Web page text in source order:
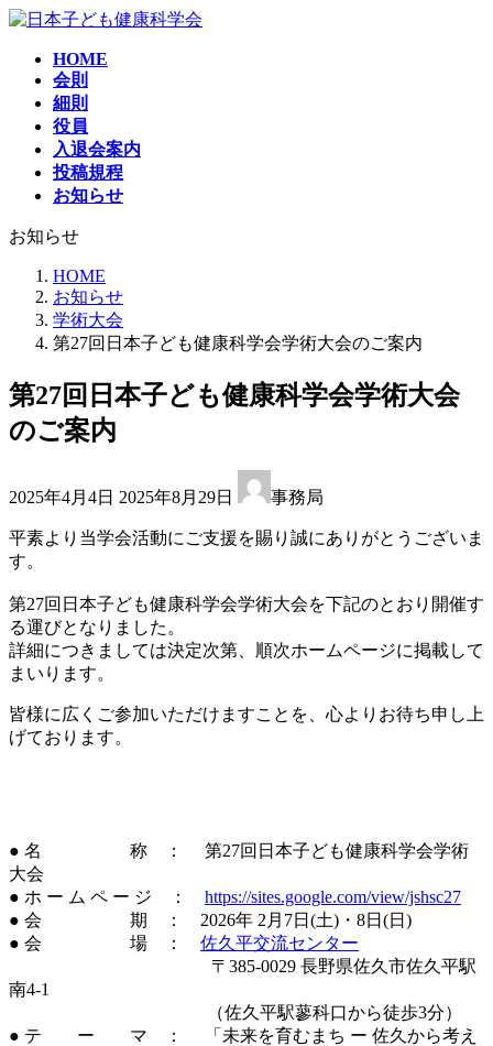
コ
プ
ナ
動
HOME
会則
細則
役員
入退会案内
投稿規程
お知らせ
お知らせ
HOME
お知らせ
学術大会
第27回日本子ども健康科学会学術大会のご案内
第27回日本子ども健康科学会学術大会
のご案内
2025年4月4日 終
更
新
時
:
2025年8月29日 事務局
平素より当学会活動にご支援を賜り誠にありがとうございま
す。
第27回日本子ども健康科学会学術大会を下記のとおり開催す
る運びとなりました。
詳細につきましては決定次第、順次ホームページに掲載して
まいります。
皆様に広くご参加いただけますことを、心よりお待ち申し上
げております。
● 名 称 ： 第27回日本子ども健康科学会学術
大会
● ホ ー ム ペ ー ジ ： https://sites.google.com/view/jshsc27
● 会 期 ： 2026年 2月7日(土)・8日(日)
● 会 場 ： 佐久平交流センター
〒385-0029 長野県佐久市佐久平駅
南4-1
（佐久平駅蓼科口から徒歩3分）
● テ ー マ ： 「未来を育むまち ー 佐久から考え